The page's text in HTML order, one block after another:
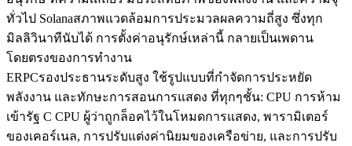
ทั่วไป Solanaสภาพแวดล้อมการประมวลผลความถี่สูง ซึ่งทุก
มิลลิวินาทีนับได้ การตั้งค่าอนุรักษ์เหล่านี้ กลายเป็นเพดาน
โดยตรงของการทํางาน
ERPCรองประธานระดับสูง ใช้รูปแบบที่กําจัดการประหยัด
พลังงาน และทักษะการสอนการแสดง ที่ทุกๆชั้น: CPU การห้าม
เข้ารัฐ C CPU ผู้ว่าถูกล็อคไว้ในโหมดการแสดง, พารามิเตอร์
ของเคอร์เนล, การปรับแต่งค่านิยมของเครือข่าย, และการปรับ